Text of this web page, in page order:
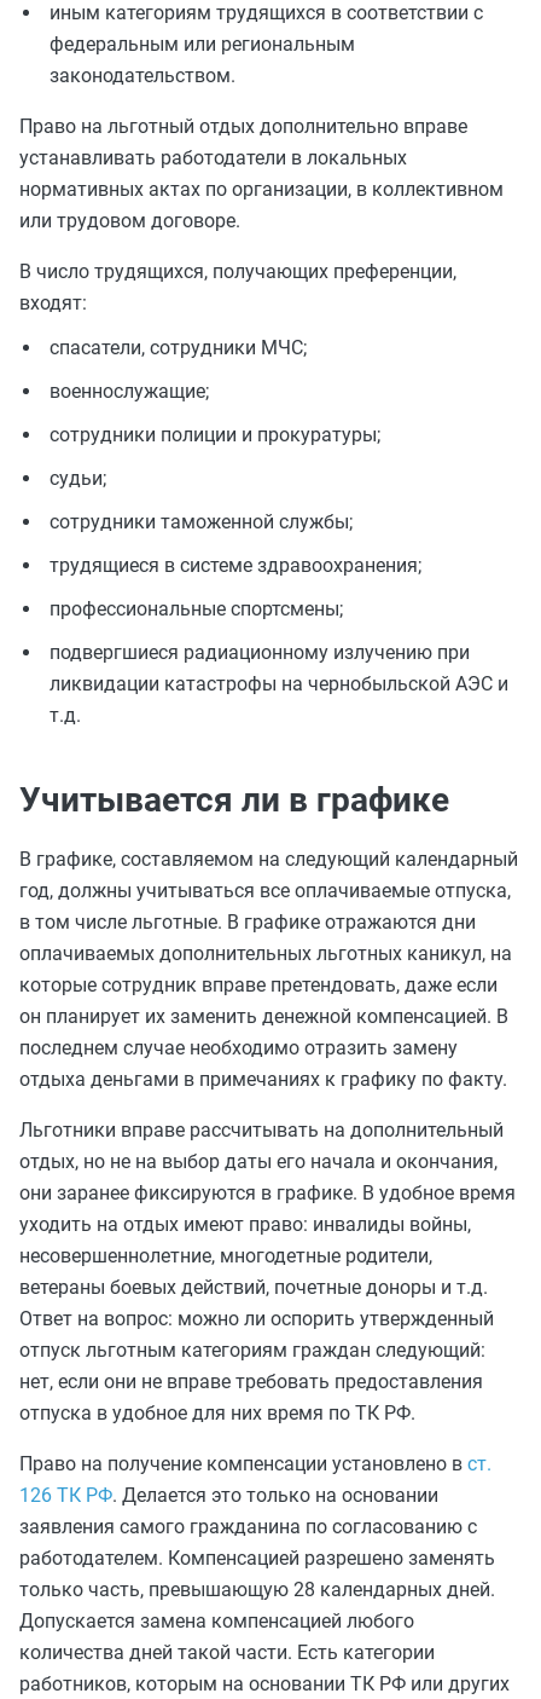
иным категориям трудящихся в соответствии с
федеральным или региональным
законодательством.
Право на льготный отдых дополнительно вправе
устанавливать работодатели в локальных
нормативных актах по организации, в коллективном
или трудовом договоре.
В число трудящихся, получающих преференции,
входят:
спасатели, сотрудники МЧС;
военнослужащие;
сотрудники полиции и прокуратуры;
судьи;
сотрудники таможенной службы;
трудящиеся в системе здравоохранения;
профессиональные спортсмены;
подвергшиеся радиационному излучению при
ликвидации катастрофы на чернобыльской АЭС и
т.д.
Учитывается ли в графике
В графике, составляемом на следующий календарный
год, должны учитываться все оплачиваемые отпуска,
в том числе льготные. В графике отражаются дни
оплачиваемых дополнительных льготных каникул, на
которые сотрудник вправе претендовать, даже если
он планирует их заменить денежной компенсацией. В
последнем случае необходимо отразить замену
отдыха деньгами в примечаниях к графику по факту.
Льготники вправе рассчитывать на дополнительный
отдых, но не на выбор даты его начала и окончания,
они заранее фиксируются в графике. В удобное время
уходить на отдых имеют право: инвалиды войны,
несовершеннолетние, многодетные родители,
ветераны боевых действий, почетные доноры и т.д.
Ответ на вопрос: можно ли оспорить утвержденный
отпуск льготным категориям граждан следующий:
нет, если они не вправе требовать предоставления
отпуска в удобное для них время по ТК РФ.
Право на получение компенсации установлено в ст.
126 ТК РФ. Делается это только на основании
заявления самого гражданина по согласованию с
работодателем. Компенсацией разрешено заменять
только часть, превышающую 28 календарных дней.
Допускается замена компенсацией любого
количества дней такой части. Есть категории
работников, которым на основании ТК РФ или других